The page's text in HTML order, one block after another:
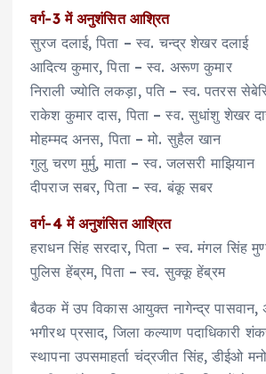
वर्ग-3 में अनुशंसित आश्रित
सुरज दलाई, पिता – स्व. चन्द्र शेखर दलाई
आदित्य कुमार, पिता – स्व. अरूण कुमार
निराली ज्योति लकड़ा, पति – स्व. पतरस
राकेश कुमार दास, पिता – स्व. सुधांशु शेखर
मोहम्‍मद अनस, पिता – मो. सुहैल खान
गुलु चरण मुर्मु, माता – स्व. जलसरी माझियान
दीपराज सबर, पिता – स्व. बंकू सबर
वर्ग-4 में अनुशंसित आश्रित
हराधन सिंह सरदार, पिता – स्व. मंगल सिंह
पुलिस हेंब्रम, पिता – स्व. सुक्कू हेंब्रम
बैठक में उप विकास आयुक्त नागेन्द्र पासवान,
भगीरथ प्रसाद, जिला कल्याण पदाधिकारी
स्थापना उपसमाहर्ता चंद्रजीत सिंह, डीईओ